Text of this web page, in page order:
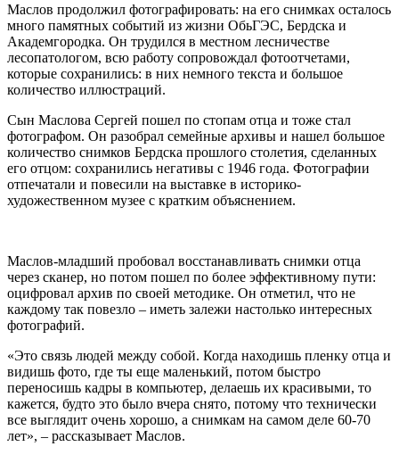
Маслов продолжил фотографировать: на его снимках осталось
много памятных событий из жизни ОбьГЭС, Бердска и
Академгородка. Он трудился в местном лесничестве
лесопатологом, всю работу сопровождал фотоотчетами,
которые сохранились: в них немного текста и большое
количество иллюстраций.
Сын Маслова Сергей пошел по стопам отца и тоже стал
фотографом. Он разобрал семейные архивы и нашел большое
количество снимков Бердска прошлого столетия, сделанных
его отцом: сохранились негативы с 1946 года. Фотографии
отпечатали и повесили на выставке в историко-
художественном музее с кратким объяснением.
Маслов-младший пробовал восстанавливать снимки отца
через сканер, но потом пошел по более эффективному пути:
оцифровал архив по своей методике. Он отметил, что не
каждому так повезло – иметь залежи настолько интересных
фотографий.
«Это связь людей между собой. Когда находишь пленку отца и
видишь фото, где ты еще маленький, потом быстро
переносишь кадры в компьютер, делаешь их красивыми, то
кажется, будто это было вчера снято, потому что технически
все выглядит очень хорошо, а снимкам на самом деле 60-70
лет», – рассказывает Маслов.